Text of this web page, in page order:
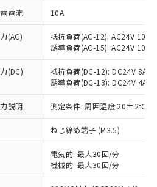
電流 10A
(AC)
抵抗負荷(AC-12): AC24V 10A/
誘導負荷(AC-15): AC24V
(DC)
抵抗負荷(DC-12): DC24V 8A/
誘導負荷(DC-13): DC24V 4A/
説明 測定条件: 周囲温度 20±2℃、
ねじ締め端子 (M3.5)
電気的: 最大30回/分
機械的: 最大30回/分
みいただき、同意のうえ
は、当社制御機器事業取扱
在庫状況および標準価格
させていただくもので
器事業取扱商品の中には、
RoHS指令（10物質）の
製品が提供可能な商品で
指令（10物質）の非含
に切り替える予定のある
RoHS指令（10物質）の
商品で、対応品を出す予
RoHS指令（10物質）の
を調査中または確認中の
ンス料など無形物で、有
のない商品です。
表
材料含有率が中国RoHSの
ことを示します。